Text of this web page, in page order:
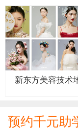
新东方美容技术
预约千元助